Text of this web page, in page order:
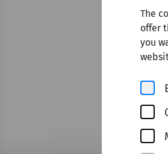
The
offer
you
Trauermarsch-
Meisterwerk eine
beim WDR